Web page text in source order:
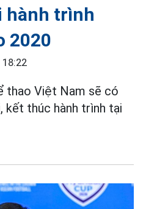
hành trình
2020
thao Việt Nam sẽ có
kết thúc hành trình tại